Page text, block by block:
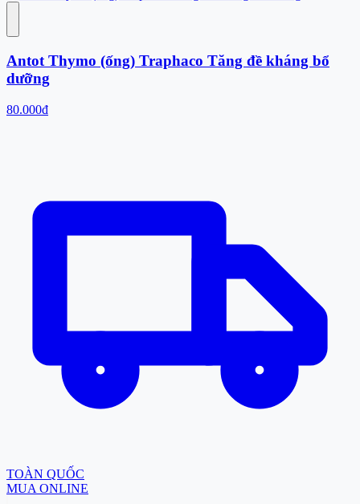
Antot Thymo (ống) Traphaco Tăng đề kháng bổ
dưỡng
80.000đ
TOÀN QUỐC
MUA ONLINE